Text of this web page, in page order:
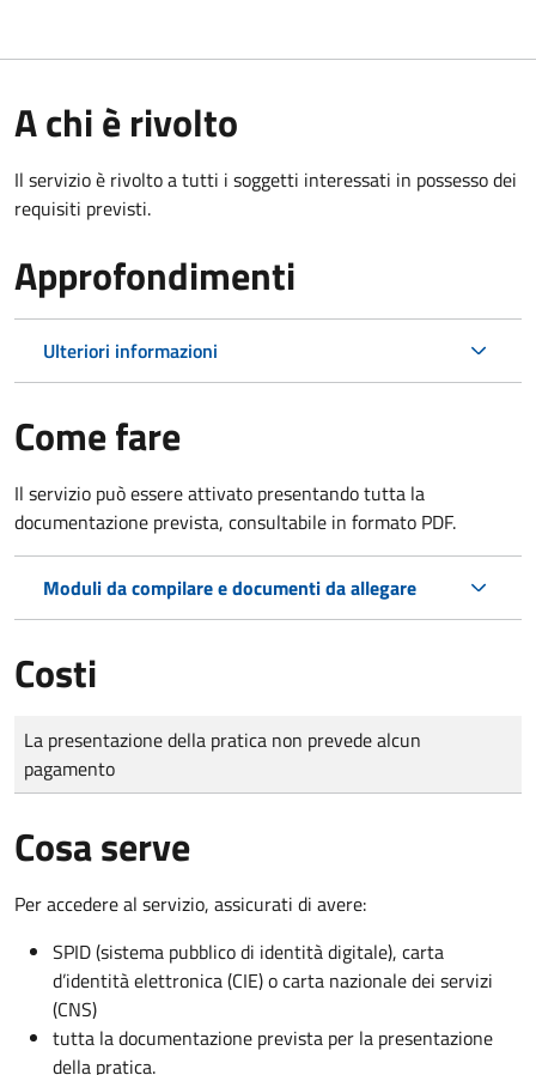
A chi è rivolto
Il servizio è rivolto a tutti i soggetti interessati in possesso dei
requisiti previsti.
Approfondimenti
Ulteriori informazioni
Come fare
Il servizio può essere attivato presentando tutta la
documentazione prevista, consultabile in formato PDF.
Moduli da compilare e documenti da allegare
Costi
Tipo di pagamento
Importo
La presentazione della pratica non prevede alcun
pagamento
Cosa serve
Per accedere al servizio, assicurati di avere:
SPID (sistema pubblico di identità digitale), carta
d’identità elettronica (CIE) o carta nazionale dei servizi
(CNS)
tutta la documentazione prevista per la presentazione
della pratica.